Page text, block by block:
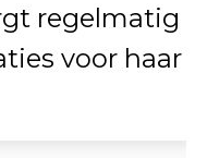
regelmatig
voor haar